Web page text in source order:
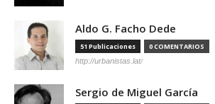
Aldo G. Facho Dede
51 Publicaciones 0 COMENTARIOS
http://urbanistas.lat/
Sergio de Miguel García